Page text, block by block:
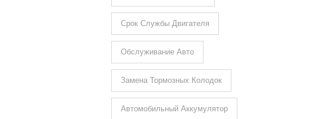
Срок Службы Двигателя
Обслуживание Авто
Замена Тормозных Колодок
Автомобильный Аккумулятор